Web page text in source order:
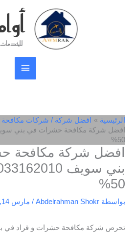
للخدمات
القائمة
الرئيسية
افضل شركة / شركات مكافحة
50%
افضل شركة مكافحة
50%
بواسطة Abdelrahman Shokr
/ مارس 14, 2025
تحرص شركة مكافحة حشرات و قراد في